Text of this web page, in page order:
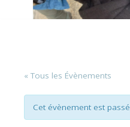
« Tous les Évènements
Cet évènement est passé